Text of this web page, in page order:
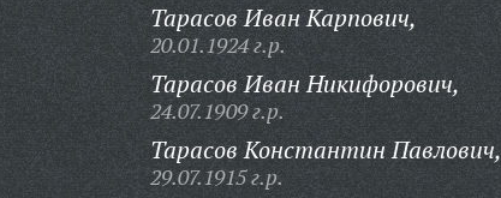
Тарасов Иван Карпович,
20.01.1924 г.р.
Тарасов Иван Никифорович,
24.07.1909 г.р.
Тарасов Константин Павлович,
29.07.1915 г.р.